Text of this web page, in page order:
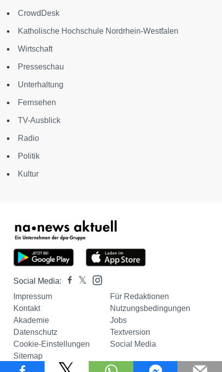
CrowdDesk
Katholische Hochschule Nordrhein-Westfalen
Wirtschaft
Presseschau
Unterhaltung
Fernsehen
TV-Ausblick
Radio
Politik
Kultur
Social Media:
Impressum
Für Redaktionen
Kontakt
Nutzungsbedingungen
Akademie
Jobs
Datenschutz
Textversion
Cookie-Einstellungen
Social Media
Sitemap